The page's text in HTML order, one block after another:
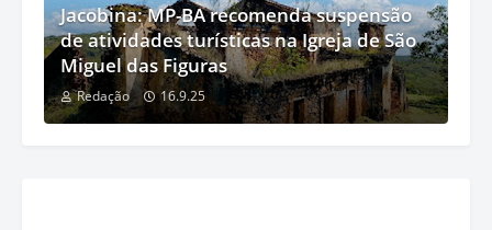
Jacobina: MP-BA recomenda suspensão
de atividades turísticas na Igreja de São
Miguel das Figuras
Redação 16.9.25